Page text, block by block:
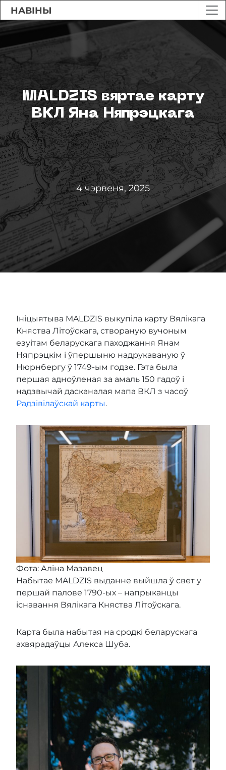
НАВІНЫ
MALDZIS вяртае карту
ВКЛ Яна Няпрэцкага
4 чэрвеня, 2025
Ініцыятыва MALDZIS выкупіла карту Вялікага
Княства Літоўскага, створаную вучоным
езуітам беларускага паходжання Янам
Няпрэцкім і ўпершыню надрукаваную ў
Нюрнбергу ў 1749-ым годзе. Гэта была
першая адноўленая за амаль 150 гадоў і
надзвычай дасканалая мапа ВКЛ з часоў
Радзівілаўскай карты.
Фота: Аліна Мазавец
Набытае MALDZIS выданне выйшла ў свет у
першай палове 1790-ых – напрыканцы
існавання Вялікага Княства Літоўскага.
Карта была набытая на сродкі беларускага
ахвярадаўцы Алекса Шуба.